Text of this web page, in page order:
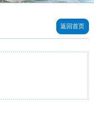
返回首页